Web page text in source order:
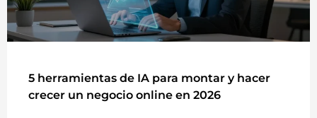
5 herramientas de IA para montar y hacer
crecer un negocio online en 2026